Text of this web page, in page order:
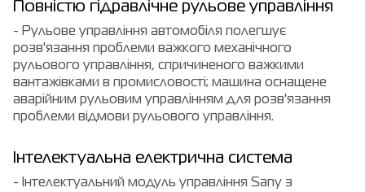
Повністю гідравлічне рульове управління
- Рульове управління автомобіля полегшує
розв'язання проблеми важкого механічного
рульового управління, спричиненого важкими
вантажівками в промисловості; машина оснащене
аварійним рульовим управлінням для розв'язання
проблеми відмови рульового управління.
Інтелектуальна електрична система
- Інтелектуальний модуль управління Sany з